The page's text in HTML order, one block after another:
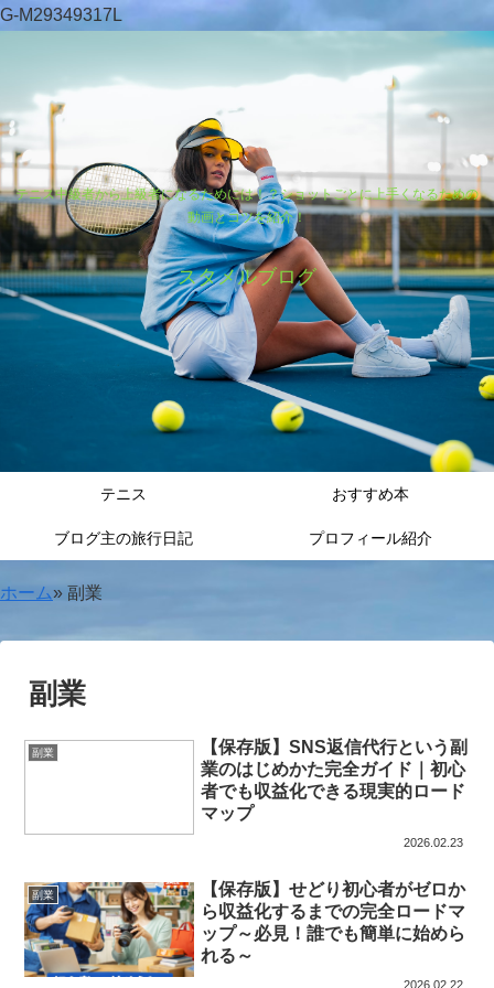
G-M29349317L
テニス中級者から上級者になるためには！？ショットごとに上手くなるための
動画とコツを紹介！
スタメルブログ
テニス おすすめ本
ブログ主の旅行日記 プロフィール紹介
ホーム» 副業
副業
副業
【保存版】SNS返信代行という副
業のはじめかた完全ガイド｜初心
者でも収益化できる現実的ロード
マップ
2026.02.23
副業
【保存版】せどり初心者がゼロか
ら収益化するまでの完全ロードマ
ップ～必見！誰でも簡単に始めら
れる～
2026.02.22